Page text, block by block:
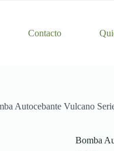
Contacto
Autocebante Vulcano
Bomba